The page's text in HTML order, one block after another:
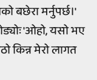
बछेरा मर्नुपर्छ।'
'ओहो, यसो भए
किन्न मेरो लागत